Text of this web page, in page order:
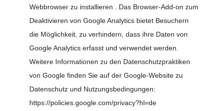
Webbrowser zu installieren . Das Browser-Add-on zum
Deaktivieren von Google Analytics bietet Besuchern
die Möglichkeit, zu verhindern, dass ihre Daten von
Google Analytics erfasst und verwendet werden.
Weitere Informationen zu den Datenschutzpraktiken
von Google finden Sie auf der Google-Website zu
Datenschutz und Nutzungsbedingungen:
https://policies.google.com/privacy?hl=de